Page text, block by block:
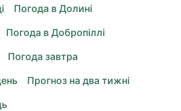
Погода в Долині
Погода в Добропіллі
Погода завтра
Прогноз на два тижні